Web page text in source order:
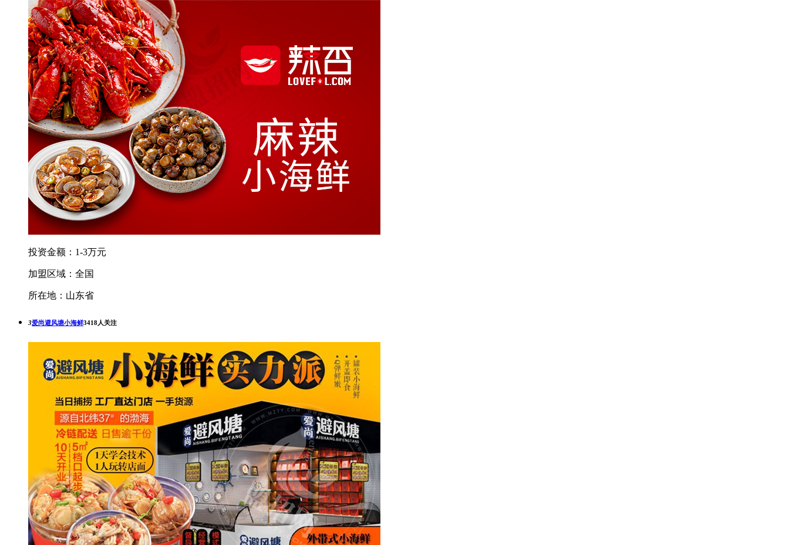
投资金额：1-3万元
加盟区域：全国
所在地：山东省
3爱尚避风塘小海鲜3418人关注